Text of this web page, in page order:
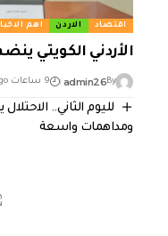
اقتصاد الاردن اهم
الأردني الكويتي
By
admin26 9 ساعات ago
لليوم الثاني..
ومداهمات واسعة